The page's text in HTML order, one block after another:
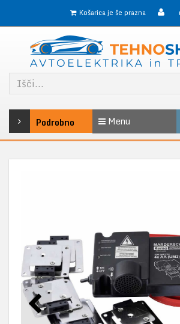
Košarica je še prazna
Podrobno Menu